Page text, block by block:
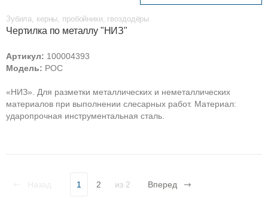
Зубила, керны, пробойники, гвоздодёры
Чертилка по металлу "НИЗ"
Артикул: 100004393
Модель: РОС
«НИЗ». Для разметки металлических и неметаллических
материалов при выполнении слесарных работ. Материал:
ударопрочная инструментальная сталь.
1 2 из 2 Вперед